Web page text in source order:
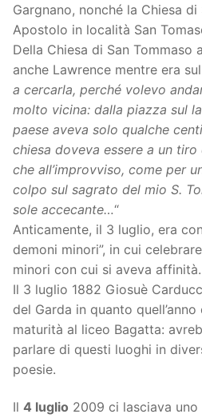
Gargnano, nonché la Chiesa di
Apostolo in località San
Della Chiesa di San Tommaso
anche Lawrence mentre era
a cercarla, perché volevo
molto vicina: dalla piazza sul
paese aveva solo qualche
chiesa doveva essere a un
che all’improvviso, come per
colpo sul sagrato del mio S.
sole accecante…“
Anticamente, il 3 luglio, era
demoni minori”, in cui
minori con cui si aveva affinità.
Il 3 luglio 1882 Giosuè
del Garda in quanto
maturità al liceo Bagatta:
parlare di questi luoghi in
poesie.
Il 4 luglio 2009 ci lasciava